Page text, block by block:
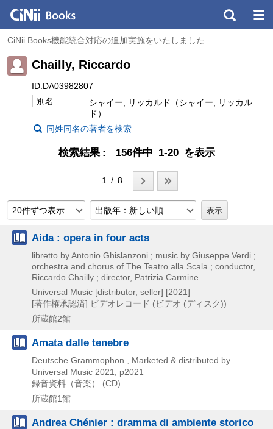
CiNii Books機能統合対応の追加実施をいたしました
Chailly, Riccardo
ID:DA03982807
別名
シャイー, リッカルド（シャイー, リッカル
ド）
同姓同名の著者を検索
検索結果 156件中 1-20 を表示
1 / 8
20件ずつ表示 出版年：新しい順
Aida : opera in four acts
libretto by Antonio Ghislanzoni ; music by Giuseppe Verdi ;
orchestra and chorus of The Teatro alla Scala ; conductor,
Riccardo Chailly ; director, Patrizia Carmine
Universal Music [distributor, seller] [2021]
[著作権承認済] ビデオレコード (ビデオ (ディスク))
所蔵館2館
Amata dalle tenebre
Deutsche Grammophon , Marketed & distributed by
Universal Music 2021, p2021
録音資料（音楽） (CD)
所蔵館1館
Andrea Chénier : dramma di ambiente storico